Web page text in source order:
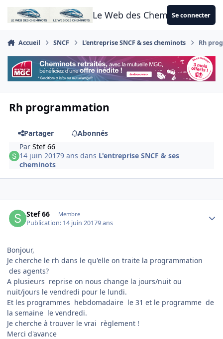
Aller au contenu
Le Web des CheminotsSe connecter
Accueil SNCF L'entreprise SNCF & ses cheminots Rh
Rh programmation
Partager
Abonnés
ParStef 66
14 juin 20179 ans dans L'entreprise SNCF & ses
cheminots
Stef 66 Membre
Publication: 14 juin 20179 ans
Bonjour,
Je cherche le rh dans le qu'elle on traite la programmation
des agents?
A plusieurs reprise on nous change la jours/nuit ou
nuit/jours le vendredi pour le lundi.
Et les programmes hebdomadaire le 31 et le programme de
la semaine le vendredi.
Je cherche à trouver le vrai règlement !
Merci d'avance